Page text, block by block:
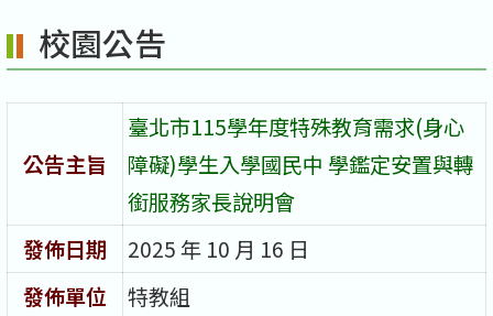
區
校園公告
公告主旨
臺北市115學年度特殊教育需求(身心
障礙)學生入學國民中 學鑑定安置與轉
銜服務家長說明會
發佈日期
2025 年 10 月 16 日
發佈單位
特教組